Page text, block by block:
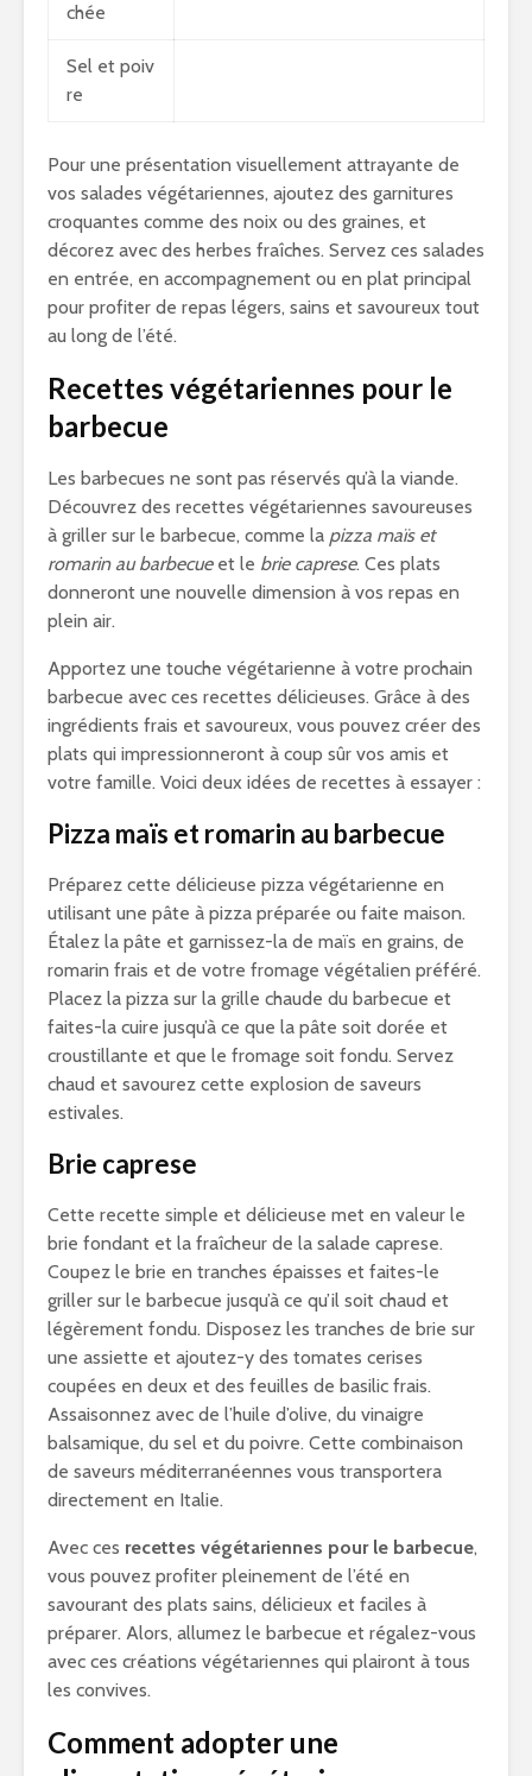
chée
Sel et poiv
re
Pour une présentation visuellement attrayante de
vos salades végétariennes, ajoutez des garnitures
croquantes comme des noix ou des graines, et
décorez avec des herbes fraîches. Servez ces salades
en entrée, en accompagnement ou en plat principal
pour profiter de repas légers, sains et savoureux tout
au long de l’été.
Recettes végétariennes pour le
barbecue
Les barbecues ne sont pas réservés qu’à la viande.
Découvrez des recettes végétariennes savoureuses
à griller sur le barbecue, comme la pizza maïs et
romarin au barbecueet le brie caprese. Ces plats
donneront une nouvelle dimension à vos repas en
plein air.
Apportez une touche végétarienne à votre prochain
barbecue avec ces recettes délicieuses. Grâce à des
ingrédients frais et savoureux, vous pouvez créer des
plats qui impressionneront à coup sûr vos amis et
votre famille. Voici deux idées de recettes à essayer :
Pizza maïs et romarin au barbecue
Préparez cette délicieuse pizza végétarienne en
utilisant une pâte à pizza préparée ou faite maison.
Étalez la pâte et garnissez-la de maïs en grains, de
romarin frais et de votre fromage végétalien préféré.
Placez la pizza sur la grille chaude du barbecue et
faites-la cuire jusqu’à ce que la pâte soit dorée et
croustillante et que le fromage soit fondu. Servez
chaud et savourez cette explosion de saveurs
estivales.
Brie caprese
Cette recette simple et délicieuse met en valeur le
brie fondant et la fraîcheur de la salade caprese.
Coupez le brie en tranches épaisses et faites-le
griller sur le barbecue jusqu’à ce qu’il soit chaud et
légèrement fondu. Disposez les tranches de brie sur
une assiette et ajoutez-y des tomates cerises
coupées en deux et des feuilles de basilic frais.
Assaisonnez avec de l’huile d’olive, du vinaigre
balsamique, du sel et du poivre. Cette combinaison
de saveurs méditerranéennes vous transportera
directement en Italie.
Avec ces recettes végétariennes pour le barbecue,
vous pouvez profiter pleinement de l’été en
savourant des plats sains, délicieux et faciles à
préparer. Alors, allumez le barbecue et régalez-vous
avec ces créations végétariennes qui plairont à tous
les convives.
Comment adopter une